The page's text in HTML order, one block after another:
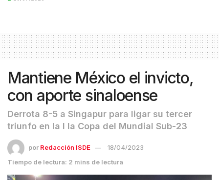
Mantiene México el invicto,
con aporte sinaloense
Derrota 8-5 a Singapur para ligar su tercer
triunfo en la I la Copa del Mundial Sub-23
por Redacción ISDE
18/04/2023
Tiempo de lectura: 2 mins de lectura